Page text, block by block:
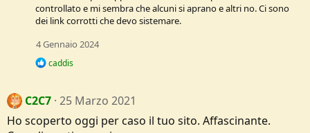
controllato e mi sembra che alcuni si aprano e altri no. Ci sono
dei link corrotti che devo sistemare.
4 Gennaio 2024
R
c
t
i
o
caddis
C2C7 25 Marzo 2021
Ho scoperto oggi per caso il tuo sito. Affascinante.